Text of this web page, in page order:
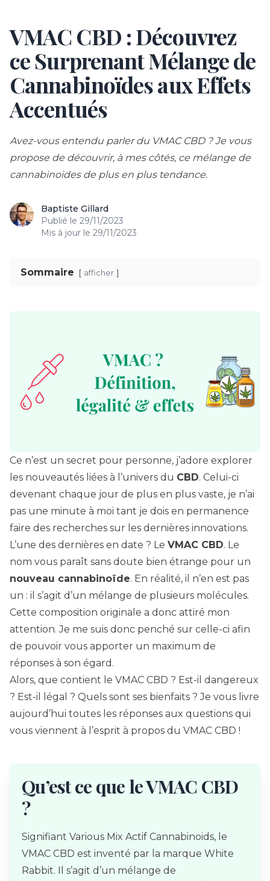
Skip to content
VMAC CBD : Découvrez
ce Surprenant Mélange de
Cannabinoïdes aux Effets
Accentués
Avez-vous entendu parler du VMAC CBD ? Je vous
propose de découvrir, à mes côtés, ce mélange de
cannabinoïdes de plus en plus tendance.
Baptiste Gillard
Publié le 29/11/2023
Mis à jour le 29/11/2023
Sommaire afficher
Ce n’est un secret pour personne, j’adore explorer
les nouveautés liées à l’univers du CBD. Celui-ci
devenant chaque jour de plus en plus vaste, je n’ai
pas une minute à moi tant je dois en permanence
faire des recherches sur les dernières innovations.
L’une des dernières en date ? Le VMAC CBD. Le
nom vous paraît sans doute bien étrange pour un
nouveau cannabinoïde. En réalité, il n’en est pas
un : il s’agit d’un mélange de plusieurs molécules.
Cette composition originale a donc attiré mon
attention. Je me suis donc penché sur celle-ci afin
de pouvoir vous apporter un maximum de
réponses à son égard.
Alors, que contient le VMAC CBD ? Est-il dangereux
? Est-il légal ? Quels sont ses bienfaits ? Je vous livre
aujourd’hui toutes les réponses aux questions qui
vous viennent à l’esprit à propos du VMAC CBD !
Qu’est ce que le VMAC CBD
?
Signifiant Various Mix Actif Cannabinoids, le
VMAC CBD est inventé par la marque White
Rabbit. Il s’agit d’un mélange de